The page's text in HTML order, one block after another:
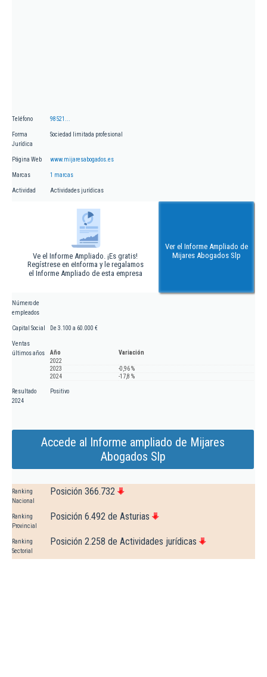
Teléfono 98521...
Forma
Jurídica
Sociedad limitada profesional
Página Web www.mijaresabogados.es
Marcas 1 marcas
Actividad Actividades jurídicas
Ve el Informe Ampliado. ¡Es gratis!
Regístrese en eInforma y le regalamos
el Informe Ampliado de esta empresa
Ver el Informe Ampliado de
Mijares Abogados Slp
Número de
empleados
Capital Social De 3.100 a 60.000 €
Ventas
últimos años
Año
Variación
2022
2023
-0,96 %
2024
-17,8 %
Resultado
2024
Positivo
Accede al Informe ampliado de Mijares
Abogados Slp
Ranking
Nacional
Posición 366.732
Ranking
Provincial
Posición 6.492 de Asturias
Ranking
Sectorial
Posición 2.258 de Actividades jurídicas